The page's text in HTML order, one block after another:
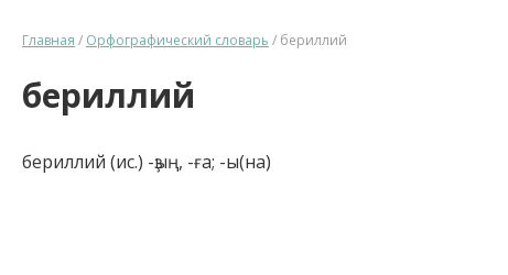
Главная / Орфографический словарь / бериллий
бериллий
бериллий (ис.) -ҙың, -ға; -ы(на)